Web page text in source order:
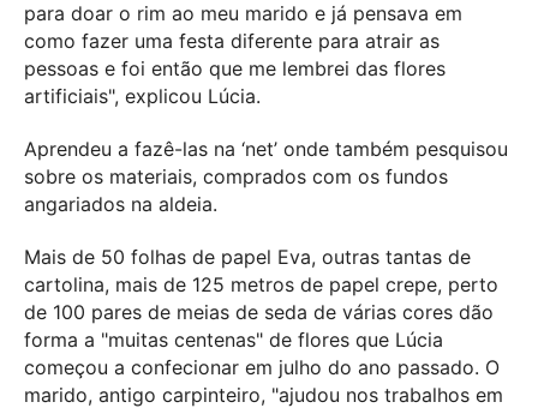
para doar o rim ao meu marido e já pensava em
como fazer uma festa diferente para atrair as
pessoas e foi então que me lembrei das flores
artificiais", explicou Lúcia.
Aprendeu a fazê-las na ‘net’ onde também pesquisou
sobre os materiais, comprados com os fundos
angariados na aldeia.
Mais de 50 folhas de papel Eva, outras tantas de
cartolina, mais de 125 metros de papel crepe, perto
de 100 pares de meias de seda de várias cores dão
forma a "muitas centenas" de flores que Lúcia
começou a confecionar em julho do ano passado. O
marido, antigo carpinteiro, "ajudou nos trabalhos em